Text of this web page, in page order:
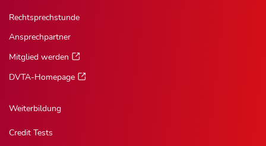
Rechtsprechstunde
Ansprechpartner
Mitglied werden
DVTA-Homepage
Weiterbildung
Credit Tests